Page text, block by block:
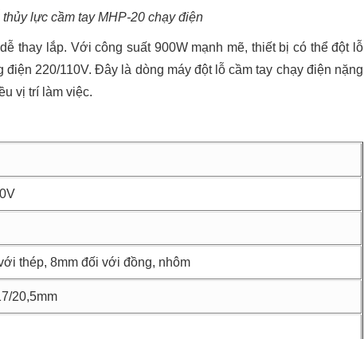
lực cầm tay MHP-20 chạy điện
thay lắp. Với công suất 900W mạnh mẽ, thiết bị có thể đột lỗ
220/110V. Đây là dòng máy đột lỗ cầm tay chạy điện nặng
vị trí làm việc.
thép, 8mm đối với đồng, nhôm
20,5mm